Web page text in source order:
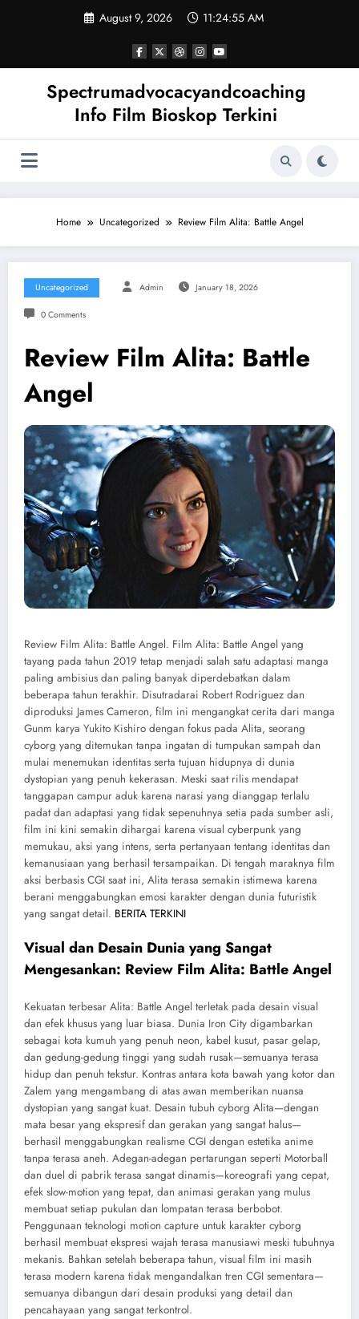
August 9, 2026 11:24:56 AM
Spectrumadvocacyandcoaching
Info Film Bioskop Terkini
Home Uncategorized Review Film Alita: Battle Angel
Uncategorized Admin January 18, 2026
0 Comments
Review Film Alita: Battle
Angel
Review Film Alita: Battle Angel. Film Alita: Battle Angel yang
tayang pada tahun 2019 tetap menjadi salah satu adaptasi manga
paling ambisius dan paling banyak diperdebatkan dalam
beberapa tahun terakhir. Disutradarai Robert Rodriguez dan
diproduksi James Cameron, film ini mengangkat cerita dari manga
Gunm karya Yukito Kishiro dengan fokus pada Alita, seorang
cyborg yang ditemukan tanpa ingatan di tumpukan sampah dan
mulai menemukan identitas serta tujuan hidupnya di dunia
dystopian yang penuh kekerasan. Meski saat rilis mendapat
tanggapan campur aduk karena narasi yang dianggap terlalu
padat dan adaptasi yang tidak sepenuhnya setia pada sumber asli,
film ini kini semakin dihargai karena visual cyberpunk yang
memukau, aksi yang intens, serta pertanyaan tentang identitas dan
kemanusiaan yang berhasil tersampaikan. Di tengah maraknya film
aksi berbasis CGI saat ini, Alita terasa semakin istimewa karena
berani menggabungkan emosi karakter dengan dunia futuristik
yang sangat detail. BERITA TERKINI
Visual dan Desain Dunia yang Sangat
Mengesankan: Review Film Alita: Battle Angel
Kekuatan terbesar Alita: Battle Angel terletak pada desain visual
dan efek khusus yang luar biasa. Dunia Iron City digambarkan
sebagai kota kumuh yang penuh neon, kabel kusut, pasar gelap,
dan gedung-gedung tinggi yang sudah rusak—semuanya terasa
hidup dan penuh tekstur. Kontras antara kota bawah yang kotor dan
Zalem yang mengambang di atas awan memberikan nuansa
dystopian yang sangat kuat. Desain tubuh cyborg Alita—dengan
mata besar yang ekspresif dan gerakan yang sangat halus—
berhasil menggabungkan realisme CGI dengan estetika anime
tanpa terasa aneh. Adegan-adegan pertarungan seperti Motorball
dan duel di pabrik terasa sangat dinamis—koreografi yang cepat,
efek slow-motion yang tepat, dan animasi gerakan yang mulus
membuat setiap pukulan dan lompatan terasa berbobot.
Penggunaan teknologi motion capture untuk karakter cyborg
berhasil membuat ekspresi wajah terasa manusiawi meski tubuhnya
mekanis. Bahkan setelah beberapa tahun, visual film ini masih
terasa modern karena tidak mengandalkan tren CGI sementara—
semuanya dibangun dari desain produksi yang detail dan
pencahayaan yang sangat terkontrol.